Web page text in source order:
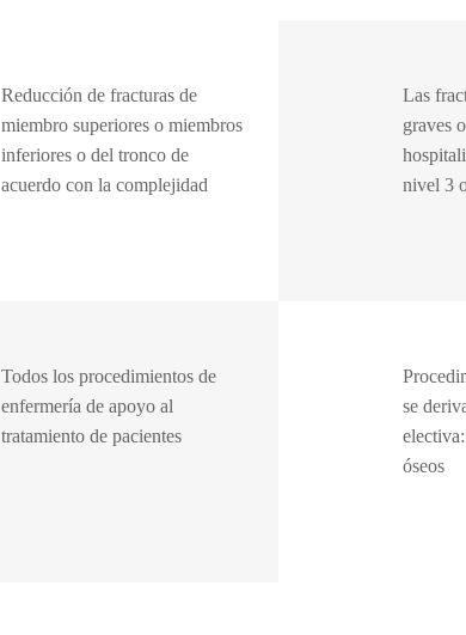
Reducción de fracturas de
miembro superiores o miembros
inferiores o del tronco de
acuerdo con la complejidad
Las
graves
nivel 3
Todos los procedimientos de
enfermería de apoyo al
tratamiento de pacientes
se
óseos